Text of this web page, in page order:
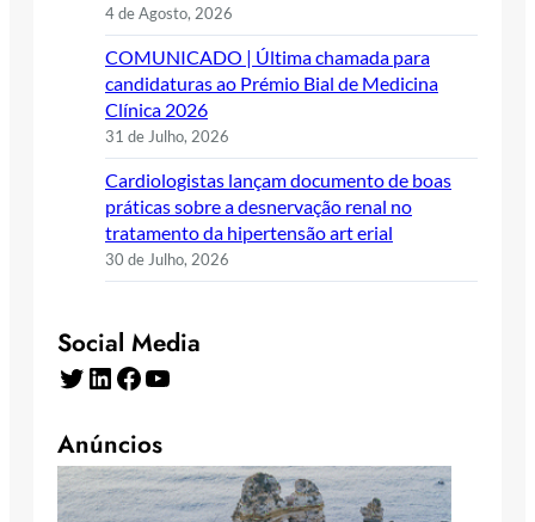
4 de Agosto, 2026
COMUNICADO | Última chamada para
candidaturas ao Prémio Bial de Medicina
Clínica 2026
31 de Julho, 2026
Cardiologistas lançam documento de boas
práticas sobre a desnervação renal no
tratamento da hipertensão art erial
30 de Julho, 2026
Social Media
Twitter LinkedIn Facebook YouTube
Anúncios